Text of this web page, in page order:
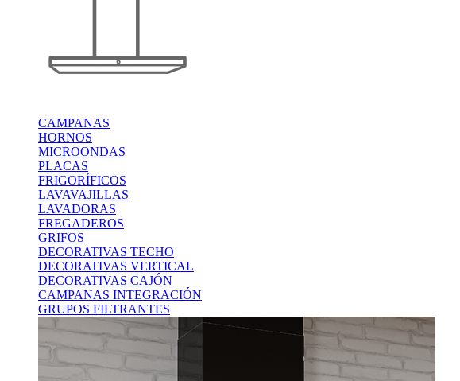
CAMPANAS
HORNOS
MICROONDAS
PLACAS
FRIGORÍFICOS
LAVAVAJILLAS
LAVADORAS
FREGADEROS
GRIFOS
DECORATIVAS TECHO
DECORATIVAS VERTICAL
DECORATIVAS CAJÓN
CAMPANAS INTEGRACIÓN
GRUPOS FILTRANTES